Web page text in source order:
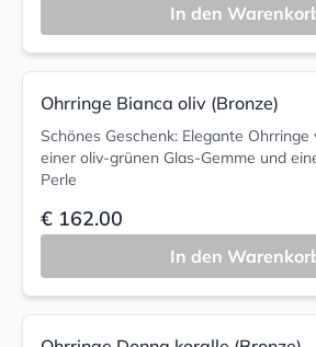
In den
Ohrringe Bianca oliv (Bronze)
Schönes Geschenk: Elegante Ohrringe
einer oliv-grünen Glas-Gemme und
Perle
€ 162.00
In den